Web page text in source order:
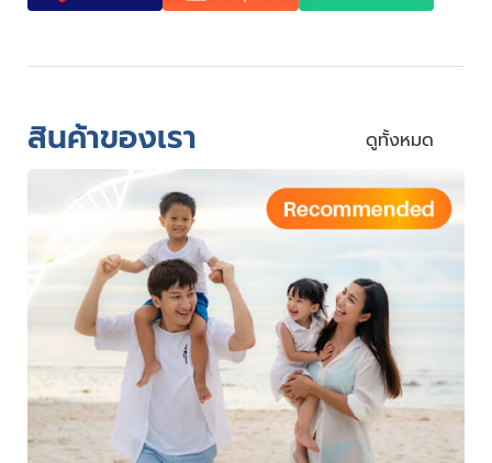
สินค้าของเรา ดูทั้งหมด